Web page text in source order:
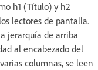
h1 (Título) y h2
lectores de pantalla.
jerarquía de arriba
al encabezado del
columnas, se leen